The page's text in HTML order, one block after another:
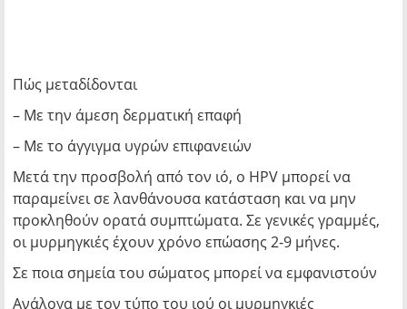
Πώς μεταδίδονται
– Με την άμεση δερματική επαφή
– Με το άγγιγμα υγρών επιφανειών
Μετά την προσβολή από τον ιό, ο HPV μπορεί να
παραμείνει σε λανθάνουσα κατάσταση και να μην
προκληθούν ορατά συμπτώματα. Σε γενικές γραμμές,
οι μυρμηγκιές έχουν χρόνο επώασης 2-9 μήνες.
Σε ποια σημεία του σώματος μπορεί να εμφανιστούν
Ανάλογα με τον τύπο του ιού οι μυρμηγκιές